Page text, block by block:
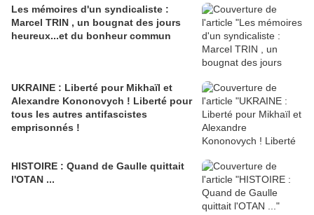
Les mémoires d'un syndicaliste :
Marcel TRIN , un bougnat des jours
heureux...et du bonheur commun
UKRAINE : Liberté pour Mikhaïl et
Alexandre Kononovych ! Liberté pour
tous les autres antifascistes
emprisonnés !
HISTOIRE : Quand de Gaulle quittait
l'OTAN ...